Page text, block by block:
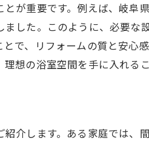
ム作り
法
ンテナンス
が重要です。例えば、岐阜
した。このように、必要な
で、リフォームの質と安心
想の浴室空間を手に入れるこ
介します。ある家庭では、